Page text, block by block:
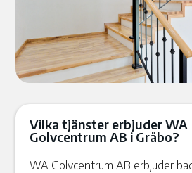
Vilka tjänster erbjuder WA
Golvcentrum AB i Gråbo?
WA Golvcentrum AB erbjuder